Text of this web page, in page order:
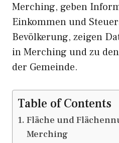
Merching, geben
Einkommen und
Bevölkerung, zeigen
in Merching und zu
der Gemeinde.
Table of Contents
Fläche und
Merching